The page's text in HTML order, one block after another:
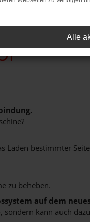
Laden bestimmter
zu beheben.
auf dem
kann auch
Alle